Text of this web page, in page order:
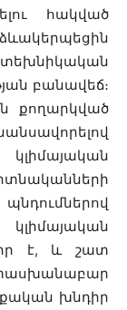
հակված
բանավեճ։
քողարկված
է, և շատ
խնդիր